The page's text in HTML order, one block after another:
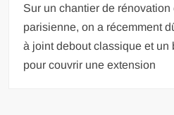
Sur un chantier de
parisienne, on a récemment
à joint debout classique et un
pour couvrir une extension